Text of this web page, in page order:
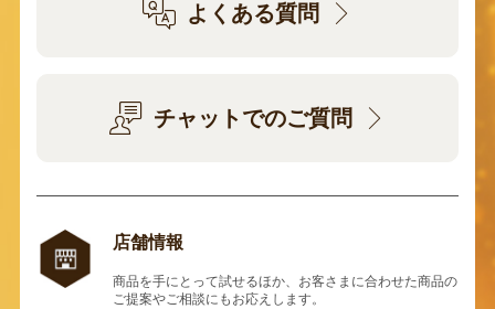
よくある質問
チャットでのご質問
店舗情報
商品を手にとって試せるほか、お客さまに合わせた商品の
ご提案やご相談にもお応えします。